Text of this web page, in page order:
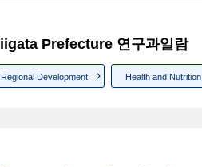
Prefecture 연구과일람
Development Health and Nutrition